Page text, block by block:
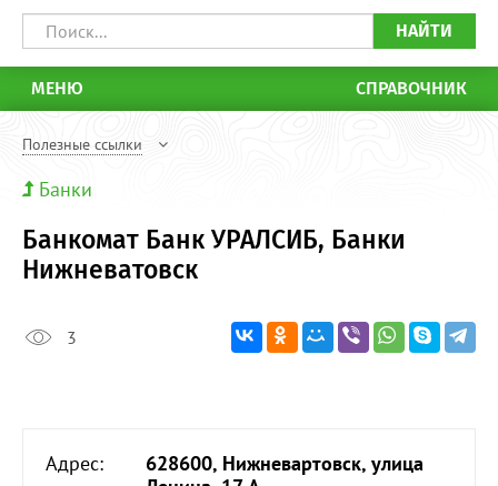
НАЙТИ
МЕНЮ СПРАВОЧНИК
Полезные ссылки
Банки
Банкомат Банк УРАЛСИБ, Банки
Нижневатовск
3
Адрес:
628600, Нижневартовск, улица